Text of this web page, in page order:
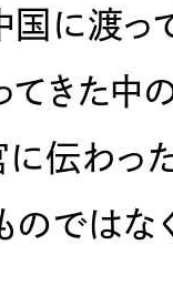
国に渡っ
てきた中
伝わっ
ではな